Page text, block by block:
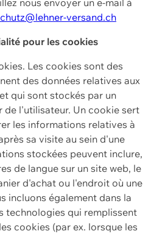
versand.ch
pour les cookies
Les cookies sont des
des données relatives aux
qui sont stockés par un
de l'utilisateur. Un cookie sert
les informations relatives à
sa visite au sein d'une
stockées peuvent inclure,
de langue sur un site web, le
d'achat ou l'endroit où une
incluons également dans la
technologies qui remplissent
cookies (par ex. lorsque les